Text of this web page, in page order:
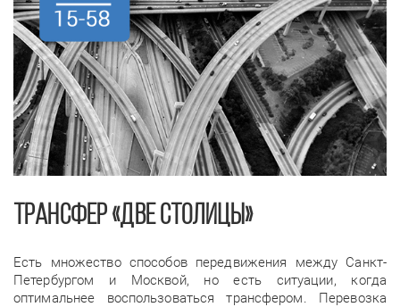
ТРАНСФЕР «ДВЕ СТОЛИЦЫ»
Есть множество способов передвижения между Санкт-
Петербургом и Москвой, но есть ситуации, когда
оптимальнее воспользоваться трансфером. Перевозка